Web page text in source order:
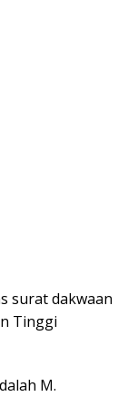
surat dakwaan
Tinggi
M.